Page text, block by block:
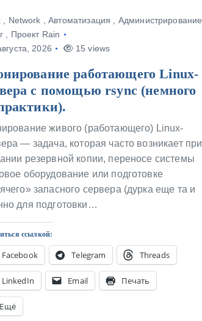
Network ,Автоматизация
Администрирование
Проект Rain
2026
15 views
работающего Linux-
с помощью rsync (немного
живого (работающего) Linux-
— задача, которая часто возникает при
резервной копии, переносе системы
оборудование или подготовке
запасного сервера (дурка еще та и
для подготовки…
ссылкой:
Facebook Telegram Threads
LinkedIn Email Печать
Ещё